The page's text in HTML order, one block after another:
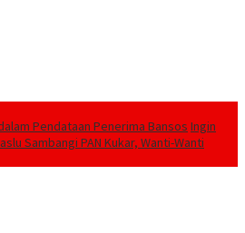
Pendataan Penerima Bansos Ingin
Sambangi PAN Kukar, Wanti-Wanti